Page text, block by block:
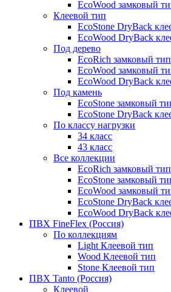
EcoWood замковый
Клеевой тип
EcoStone DryBack
EcoWood DryBack
Под дерево
EcoRich замковый тип
EcoWood замковый
EcoWood DryBack
Под камень
EcoStone замковый
EcoStone DryBack
По классу нагрузки
34 класс
43 класс
Все коллекции
EcoRich замковый тип
EcoStone замковый
EcoWood замковый
EcoStone DryBack
EcoWood DryBack
ПВХ FineFlex (Россия)
По коллекциям
Light Клеевой тип
Wood Клеевой тип
Stone Клеевой тип
ПВХ Tanto (Россия)
Клеевой